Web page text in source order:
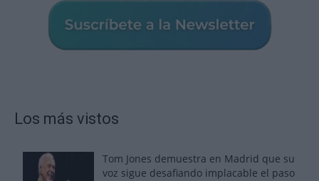
Los más vistos
Tom Jones demuestra en Madrid que su
voz sigue desafiando implacable el paso